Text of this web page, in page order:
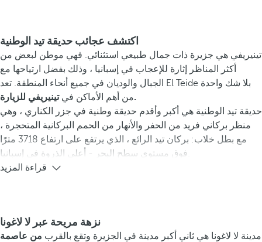
اكتشف عجائب حديقة تيد الوطنية
تينيريفي هي جزيرة ذات جمال طبيعي استثنائي. فهي موطن لبعض من
أكثر المناظر إثارة للإعجاب في إسبانيا ، وذلك بفضل ارتياحها مع
الجبال والوديان في جميع أنحاء المنطقة. تعد El Teide بلا شك واحدة
من أهم الأماكن فيتينيريفي للزيارة.
حديقة تيد الوطنية هي أكبر وأقدم حديقة وطنية في جزر الكناري ، وهي
منظر بركاني فريد من الحفر والأنهار من الحمم البركانية المتحجرة ،
مع بطل خلاب: بركان تيد الرائع ، الذي يرتفع على ارتفاع 3718 مترًا
قراءة المزيد
نزهة مريحة عبر لا لاغونا
مدينة لا لاغونا هي ثاني أكبر مدينة في الجزيرة وتقع بالقرب من عاصمة